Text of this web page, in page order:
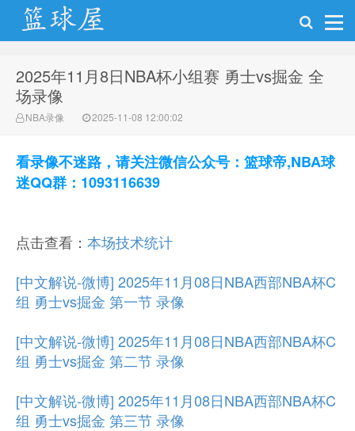
NBA录像吧
2025年11月8日NBA杯小组赛 勇士vs掘金 全
场录像
NBA录像 2025-11-08 12:00:02
看录像不迷路，请关注微信公众号：篮球帝,NBA球
迷QQ群：1093116639
点击查看： 本场技术统计
[中文解说-微博] 2025年11月08日NBA西部NBA杯C
组 勇士vs掘金 第一节 录像
[中文解说-微博] 2025年11月08日NBA西部NBA杯C
组 勇士vs掘金 第二节 录像
[中文解说-微博] 2025年11月08日NBA西部NBA杯C
组 勇士vs掘金 第三节 录像